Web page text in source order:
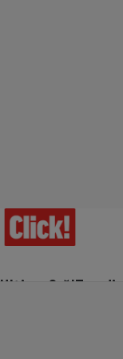
Ultima Oră!Trending